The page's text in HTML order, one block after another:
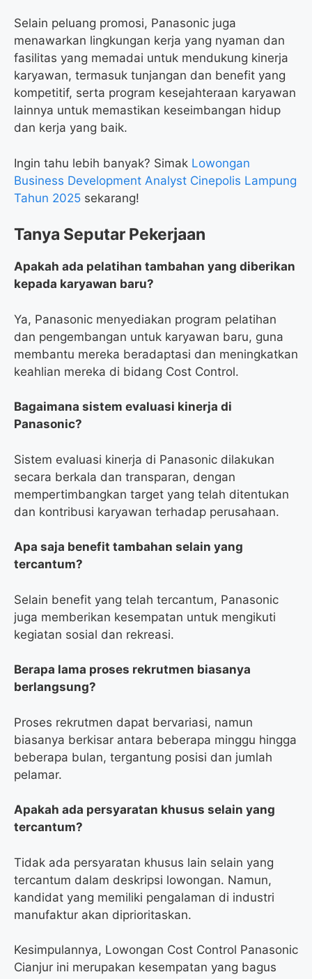
Selain peluang promosi, Panasonic juga
menawarkan lingkungan kerja yang nyaman dan
fasilitas yang memadai untuk mendukung kinerja
karyawan, termasuk tunjangan dan benefit yang
kompetitif, serta program kesejahteraan karyawan
lainnya untuk memastikan keseimbangan hidup
dan kerja yang baik.
Ingin tahu lebih banyak? Simak Lowongan
Business Development Analyst Cinepolis Lampung
Tahun 2025 sekarang!
Tanya Seputar Pekerjaan
Apakah ada pelatihan tambahan yang diberikan
kepada karyawan baru?
Ya, Panasonic menyediakan program pelatihan
dan pengembangan untuk karyawan baru, guna
membantu mereka beradaptasi dan meningkatkan
keahlian mereka di bidang Cost Control.
Bagaimana sistem evaluasi kinerja di
Panasonic?
Sistem evaluasi kinerja di Panasonic dilakukan
secara berkala dan transparan, dengan
mempertimbangkan target yang telah ditentukan
dan kontribusi karyawan terhadap perusahaan.
Apa saja benefit tambahan selain yang
tercantum?
Selain benefit yang telah tercantum, Panasonic
juga memberikan kesempatan untuk mengikuti
kegiatan sosial dan rekreasi.
Berapa lama proses rekrutmen biasanya
berlangsung?
Proses rekrutmen dapat bervariasi, namun
biasanya berkisar antara beberapa minggu hingga
beberapa bulan, tergantung posisi dan jumlah
pelamar.
Apakah ada persyaratan khusus selain yang
tercantum?
Tidak ada persyaratan khusus lain selain yang
tercantum dalam deskripsi lowongan. Namun,
kandidat yang memiliki pengalaman di industri
manufaktur akan diprioritaskan.
Kesimpulannya, Lowongan Cost Control Panasonic
Cianjur ini merupakan kesempatan yang bagus